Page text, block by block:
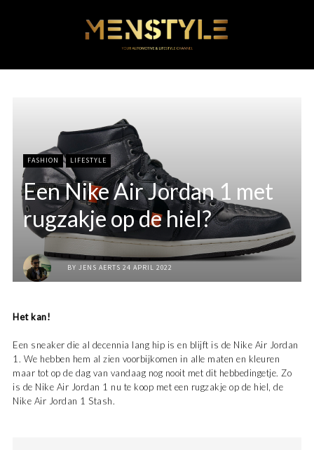
FASHION LIFESTYLE
Een Nike Air Jordan 1 met
rugzakje op de hiel?
BY JENS AERTS 24 APRIL 2022
Het kan!
Een sneaker die al decennia lang hip is en blijft is de Nike Air Jordan
1. We hebben hem al zien voorbijkomen in alle maten en kleuren
maar tot op de dag van vandaag nog nooit met dit hebbedingetje. Zo
is de Nike Air Jordan 1 nu te koop met een rugzakje op de hiel, de
Nike Air Jordan 1 Stash.